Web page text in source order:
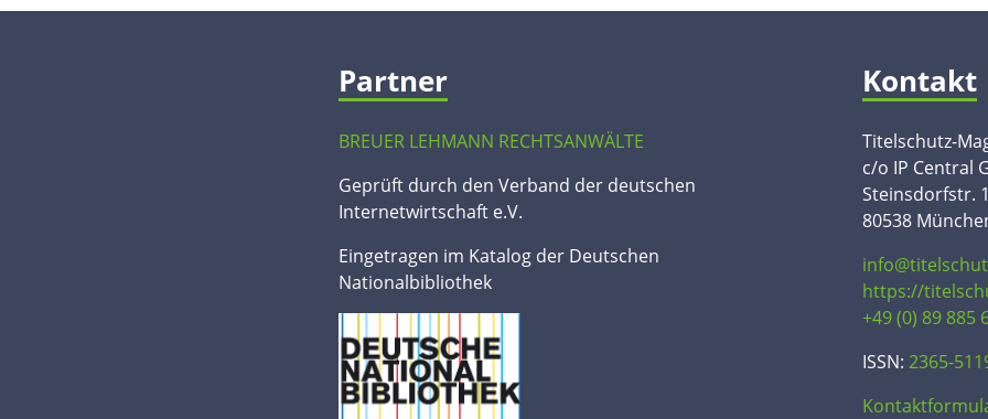
Partner
BREUER LEHMANN RECHTSANWÄLTE
Geprüft durch den Verband der deutschen
Internetwirtschaft e.V.
Eingetragen im Katalog der Deutschen
Nationalbibliothek
Kontakt
Titelschutz-
c/o IP Central
Steinsdorfstr.
80538
https://
+49 (0) 89 885
ISSN: 2365-